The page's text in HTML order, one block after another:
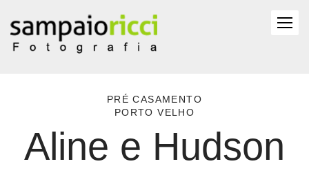
PRÉ CASAMENTO
PORTO VELHO
Aline e Hudson